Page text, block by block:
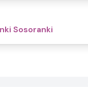
Sosoranki